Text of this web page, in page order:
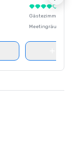
Gästezimmer
Meetingräume